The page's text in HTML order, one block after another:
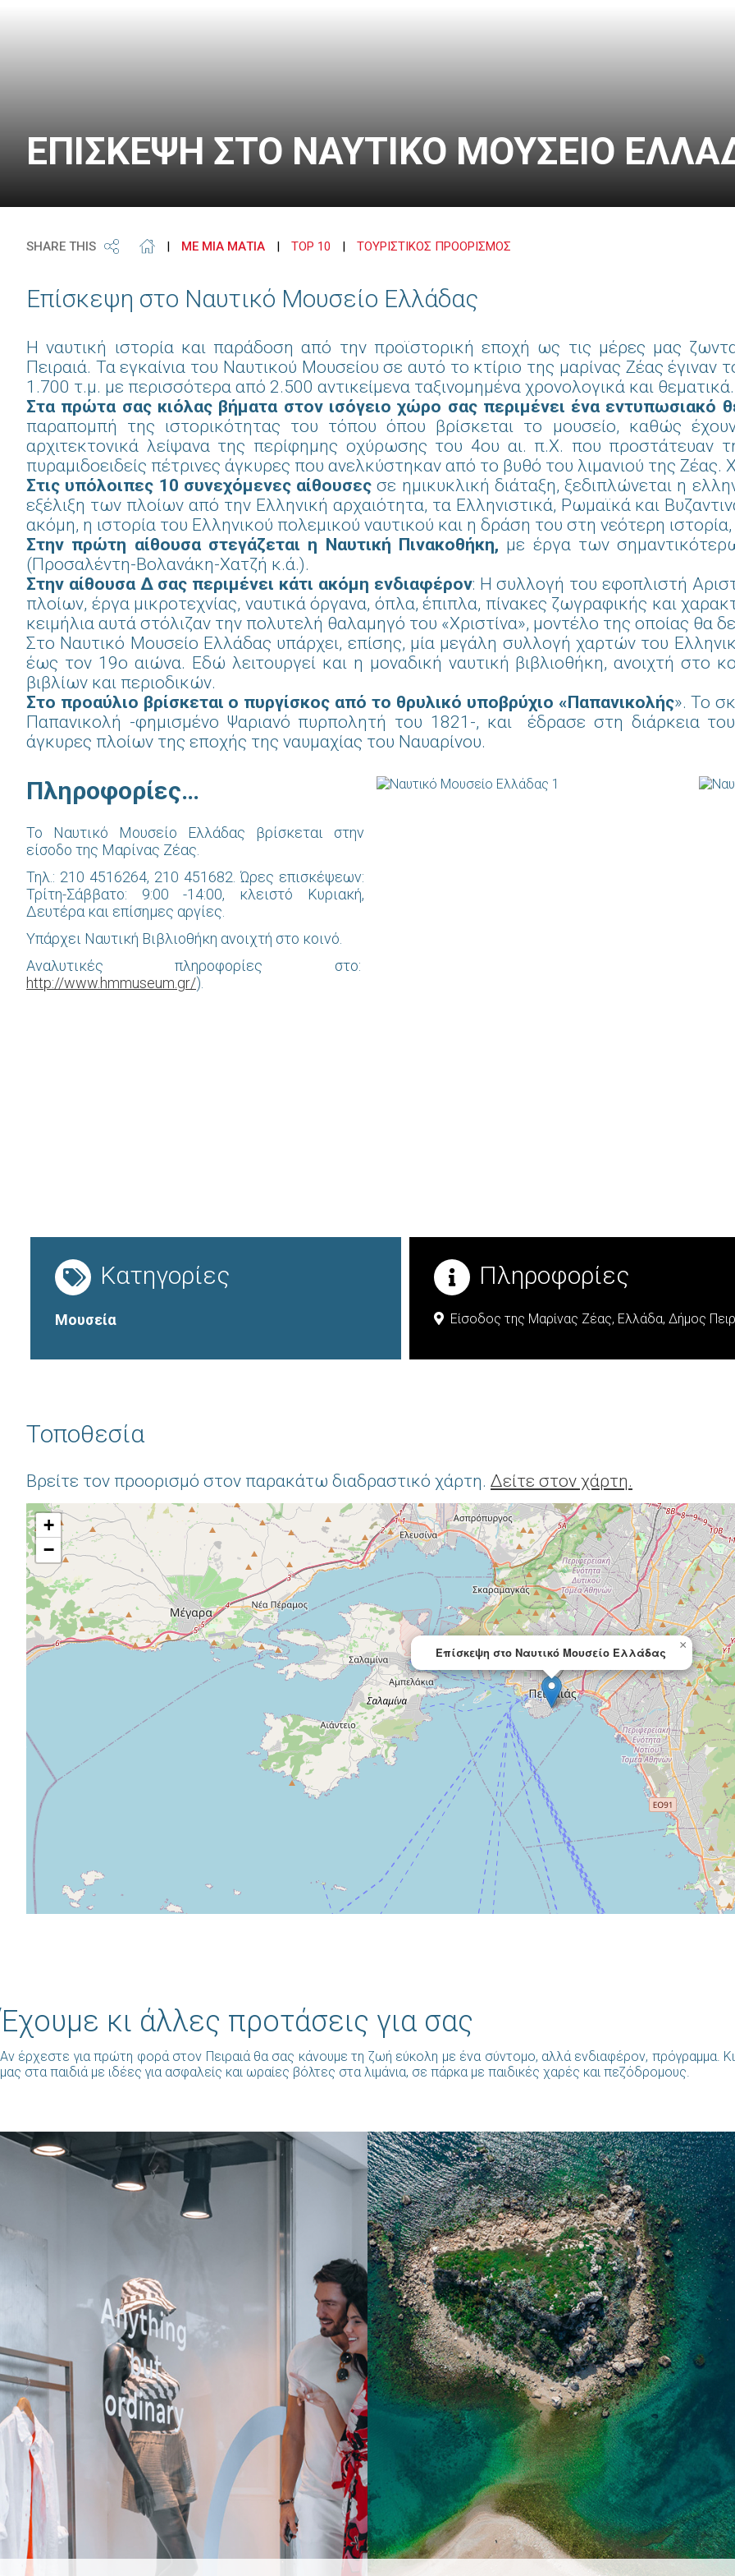
ΕΠΙΣΚΕΨΗ ΣΤΟ ΝΑΥΤΙΚΟ ΜΟΥΣΕΙΟ
SHARE THIS | ΜΕ ΜΙΑ ΜΑΤΙΑ | TOP 10 | ΤΟΥΡΙΣΤΙΚΟΣ ΠΡΟΟΡΙΣΜΟΣ
Επίσκεψη στο Ναυτικό Μουσείο Ελλάδας
Η ναυτική ιστορία και παράδοση από την προϊστορική εποχή ως τις μέρες μας
Πειραιά. Τα εγκαίνια του Ναυτικού Μουσείου σε αυτό το κτίριο της μαρίνας Ζέας
1.700 τ.μ. με περισσότερα από 2.500 αντικείμενα ταξινομημένα χρονολογικά και θεματικά.
Στα πρώτα σας κιόλας βήματα στον ισόγειο χώρο σας περιμένει ένα εντυπωσιακό
παραπομπή της ιστορικότητας του τόπου όπου βρίσκεται το μουσείο, καθώς
αρχιτεκτονικά λείψανα της περίφημης οχύρωσης του 4ου αι. π.Χ. που προστάτευαν
πυραμιδοειδείς πέτρινες άγκυρες που ανελκύστηκαν από το βυθό του λιμανιού της Ζέας.
Στις υπόλοιπες 10 συνεχόμενες αίθουσες σε ημικυκλική διάταξη, ξεδιπλώνεται η
εξέλιξη των πλοίων από την Ελληνική αρχαιότητα, τα Ελληνιστικά, Ρωμαϊκά και
ακόμη, η ιστορία του Ελληνικού πολεμικού ναυτικού και η δράση του στη νεότερη
Στην πρώτη αίθουσα στεγάζεται η Ναυτική Πινακοθήκη, με έργα των
(Προσαλέντη-Βολανάκη-Χατζή κ.ά.).
Στην αίθουσα Δ σας περιμένει κάτι ακόμη ενδιαφέρον: Η συλλογή του εφοπλιστή
πλοίων, έργα μικροτεχνίας, ναυτικά όργανα, όπλα, έπιπλα, πίνακες ζωγραφικής και
κειμήλια αυτά στόλιζαν την πολυτελή θαλαμηγό του «Χριστίνα», μοντέλο της οποίας θα
Στο Ναυτικό Μουσείο Ελλάδας υπάρχει, επίσης, μία μεγάλη συλλογή χαρτών του
έως τον 19ο αιώνα. Εδώ λειτουργεί και η μοναδική ναυτική βιβλιοθήκη, ανοιχτή στο
βιβλίων και περιοδικών.
Στο προαύλιο βρίσκεται ο πυργίσκος από το θρυλικό υποβρύχιο «Παπανικολής». Το
Παπανικολή -φημισμένο Ψαριανό πυρπολητή του 1821-, και έδρασε στη διάρκεια
άγκυρες πλοίων της εποχής της ναυμαχίας του Ναυαρίνου.
Πληροφορίες…
Το Ναυτικό Μουσείο Ελλάδας βρίσκεται στην
είσοδο της Μαρίνας Ζέας.
Τηλ.: 210 4516264, 210 451682. Ώρες επισκέψεων:
Τρίτη-Σάββατο: 9:00 -14:00, κλειστό Κυριακή,
Δευτέρα και επίσημες αργίες.
Υπάρχει Ναυτική Βιβλιοθήκη ανοιχτή στο κοινό.
Αναλυτικές πληροφορίες στο:
http://www.hmmuseum.gr/).
Κατηγορίες
Μουσεία
Πληροφορίες
Είσοδος της Μαρίνας Ζέας, Ελλάδα, Δήμος
Τοποθεσία
Βρείτε τον προορισμό στον παρακάτω διαδραστικό χάρτη. Δείτε στον χάρτη.
Επίσκεψη στο Ναυτικό Μουσείο Ελλάδας ×
+
−
Έχουμε κι άλλες προτάσεις για σας
Αν έρχεστε για πρώτη φορά στον Πειραιά θα σας κάνουμε τη ζωή εύκολη με ένα σύντομο, αλλά ενδιαφέρον, πρόγραμμα.
μας στα παιδιά με ιδέες για ασφαλείς και ωραίες βόλτες στα λιμάνια, σε πάρκα με παιδικές χαρές και πεζόδρομους.